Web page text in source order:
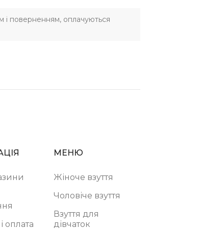
і поверненням, оплачуються
оплата
МЕНЮ
Жіноче взуття
Чоловіче взуття
Взуття для
дівчаток